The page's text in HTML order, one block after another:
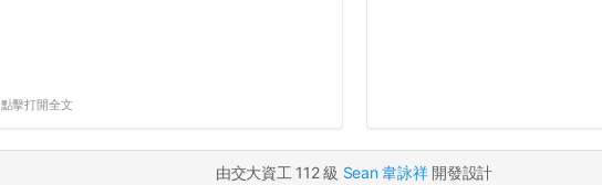
點擊打開全文
由交大資工 112 級 Sean 韋詠祥開發設計